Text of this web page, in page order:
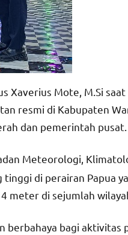
Xaverius Mote, M.Si
resmi di Kabupaten
dan pemerintah
Meteorologi,
di perairan Papua
meter di sejumlah
bagi aktivitas